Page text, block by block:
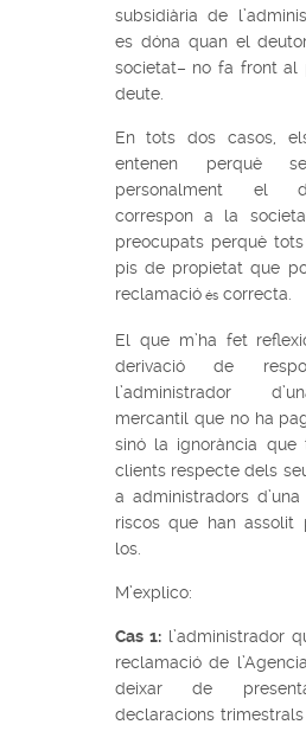
subsidiària de
es dóna quan el
societat– no fa front al
deute.
En tots dos casos,
entenen perquè
personalment el
correspon a la
preocupats perquè
pis de propietat que
reclamacióéscorrecta.
El que m’ha fet
derivació de
l’administrador
mercantil que no ha
sinó la ignorància que
clients respecte dels
a administradors
riscos que han assolit
los.
M’explico:
Cas 1:l’administrador
reclamació de
deixar de
declaracions trimestrals